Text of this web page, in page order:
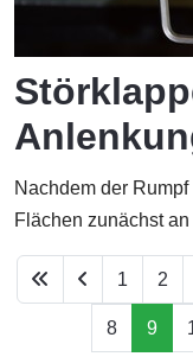
Nachdem der
Flächen zunächst
1 2
8 9